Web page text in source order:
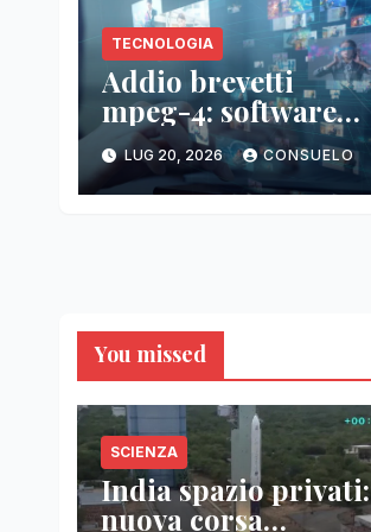
TECNOLOGIA
Addio brevetti
mpeg-4: software
libero senza costi
LUG 20, 2026 CONSUELO
You missed
SCIENZA
India spazio privati:
nuova corsa